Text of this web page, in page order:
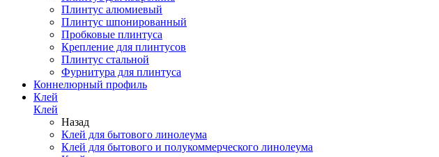
Плинтус алюмиевый
Плинтус шпонированный
Пробковые плинтуса
Крепление для плинтусов
Плинтус стальной
Фурнитура для плинтуса
Коннелюрный профиль
Клей
Клей
Назад
Клей для бытового линолеума
Клей для бытового и полукоммерческого линолеума